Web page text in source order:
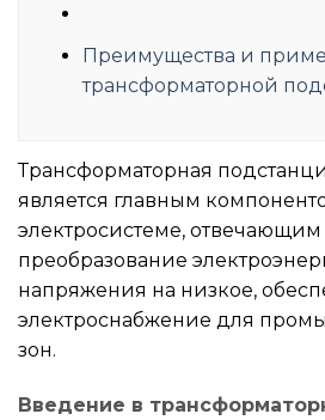
Преимущества и
трансформаторной
Трансформаторная
является главным
электросистеме, отвечающим
преобразование
напряжения на низкое,
электроснабжение для
зон.
Введение в